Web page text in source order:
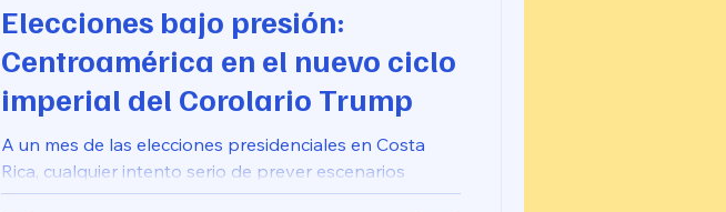
Elecciones bajo presión:
Centroamérica en el nuevo ciclo
imperial del Corolario Trump
A un mes de las elecciones presidenciales en Costa
Rica, cualquier intento serio de prever escenarios
electorales no puede hacerse al margen de los